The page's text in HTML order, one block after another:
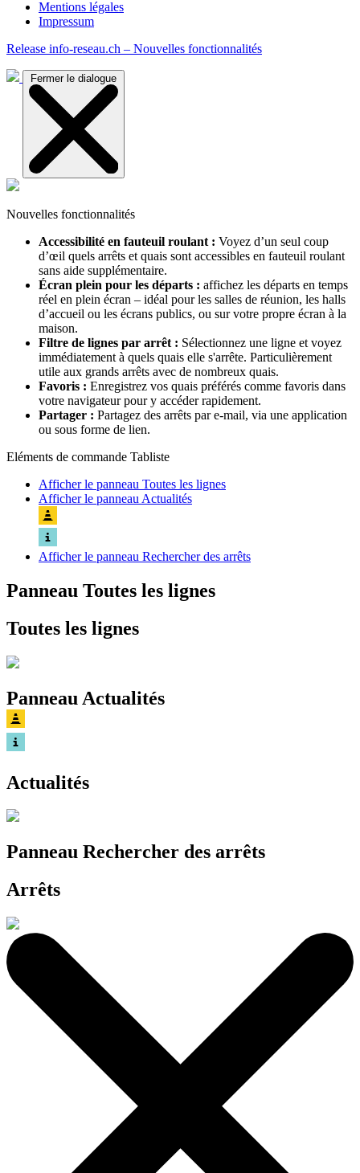
Mentions légales
Impressum
Release info-reseau.ch – Nouvelles fonctionnalités
Fermer le dialogue
Nouvelles fonctionnalités
Accessibilité en fauteuil roulant : Voyez d’un seul coup
d’œil quels arrêts et quais sont accessibles en fauteuil roulant
sans aide supplémentaire.
Écran plein pour les départs : affichez les départs en temps
réel en plein écran – idéal pour les salles de réunion, les halls
d’accueil ou les écrans publics, ou sur votre propre écran à la
maison.
Filtre de lignes par arrêt : Sélectionnez une ligne et voyez
immédiatement à quels quais elle s'arrête. Particulièrement
utile aux grands arrêts avec de nombreux quais.
Favoris : Enregistrez vos quais préférés comme favoris dans
votre navigateur pour y accéder rapidement.
Partager : Partagez des arrêts par e-mail, via une application
ou sous forme de lien.
Eléments de commande Tabliste
Afficher le panneau Toutes les lignes
Afficher le panneau Actualités
Afficher le panneau Rechercher des arrêts
Panneau Toutes les lignes
Toutes les lignes
Panneau Actualités
Actualités
Panneau Rechercher des arrêts
Arrêts